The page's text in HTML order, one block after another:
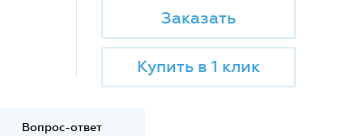
Заказать
Купить в 1 клик
Вопрос-ответ